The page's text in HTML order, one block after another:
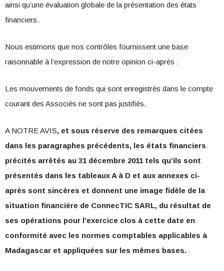
ainsi qu’une évaluation globale de la présentation des états
financiers.
Nous estimons que nos contrôles fournissent une base
raisonnable à l’expression de notre opinion ci-après :
Les mouvements de fonds qui sont enregistrés dans le compte
courant des Associés ne sont pas justifiés.
A NOTRE AVIS, et sous réserve des remarques citées
dans les paragraphes précédents, les états financiers
précités arrêtés au 31 décembre 2011 tels qu’ils sont
présentés dans les tableaux A à D et aux annexes ci-
après sont sincères et donnent une image fidèle de la
situation financière de ConnecTIC SARL, du résultat de
ses opérations pour l’exercice clos à cette date en
conformité avec les normes comptables applicables à
Madagascar et appliquées sur les mêmes bases.